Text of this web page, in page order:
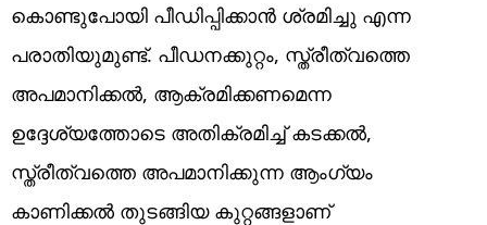
കൊണ്ടുപോയി പീഡിപ്പിക്കാൻ ശ്രമിച്ചു എന്ന
പരാതിയുമുണ്ട്. പീഡനക്കുറ്റം, സ്ത്രീത്വത്തെ
അപമാനിക്കൽ, ആക്രമിക്കണമെന്ന
ഉദ്ദേശ്യത്തോടെ അതിക്രമിച്ച് കടക്കൽ,
സ്ത്രീത്വത്തെ അപമാനിക്കുന്ന ആംഗ്യം
കാണിക്കൽ തുടങ്ങിയ കുറ്റങ്ങളാണ്